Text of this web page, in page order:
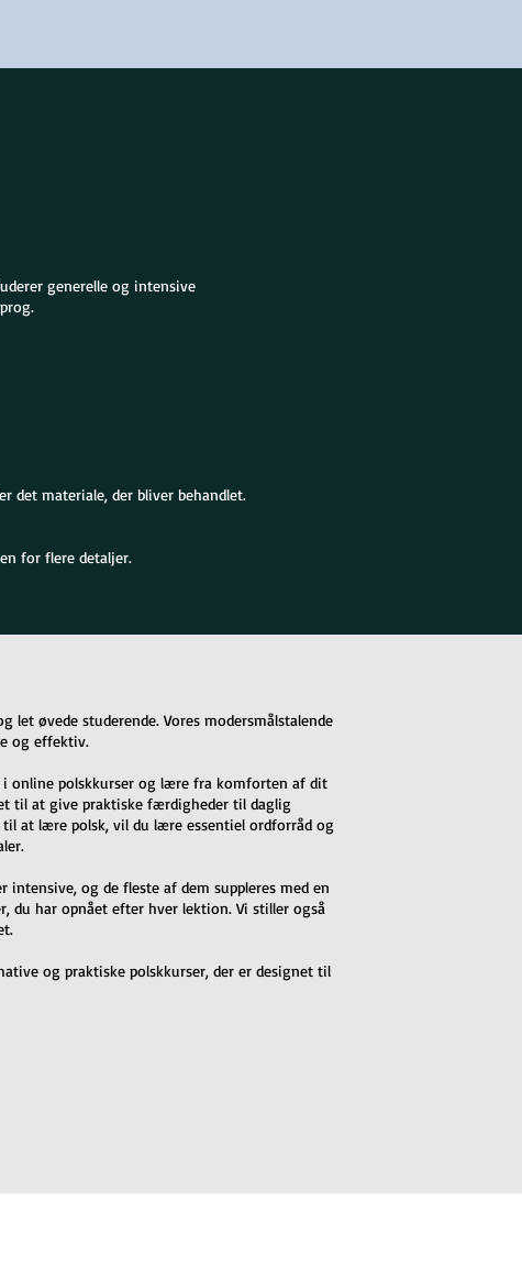
generelle og intensive
det materiale, der bliver behandlet.
for flere detaljer.
let øvede studerende. Vores modersmålstalende
og effektiv.
online polskkurser og lære fra komforten af dit
til at give praktiske færdigheder til daglig
at lære polsk, vil du lære essentiel ordforråd og
intensive, og de fleste af dem suppleres med en
du har opnået efter hver lektion. Vi stiller også
og praktiske polskkurser, der er designet til